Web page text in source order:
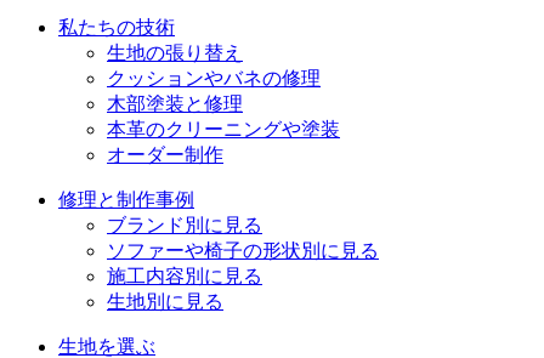
私たちの技術
生地の張り替え
クッションやバネの修理
木部塗装と修理
本革のクリーニングや塗装
オーダー制作
修理と制作事例
ブランド別に見る
ソファーや椅子の形状別に見る
施工内容別に見る
生地別に見る
生地を選ぶ